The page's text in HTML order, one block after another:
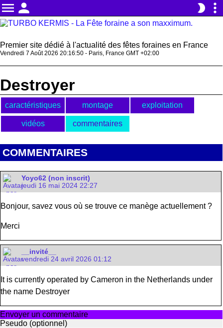
menu person brightness_2 more_vert
Premier site dédié à l'actualité des fêtes foraines en France
Vendredi 7 Août 2026 20:16:50 - Paris, France GMT +02:00
Destroyer
caractéristiques montage exploitation
vidéos commentaires
COMMENTAIRES
Yoyo62 (non inscrit)
jeudi 16 mai 2024 22:27
Bonjour, savez vous où se trouve ce manège actuellement ?
Merci
__invité__
vendredi 24 avril 2026 01:12
It is currently operated by Cameron in the Netherlands under
the name Destroyer
Envoyer un commentaire
Pseudo (optionnel)